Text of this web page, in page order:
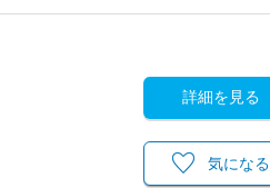
詳細を見る
気になる